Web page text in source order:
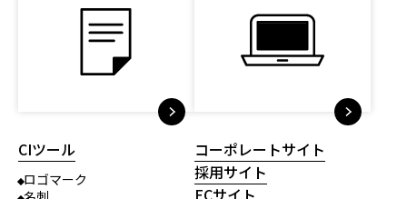
CIツール
ロゴマーク
コーポレートサイト
採用サイト
ECサイト